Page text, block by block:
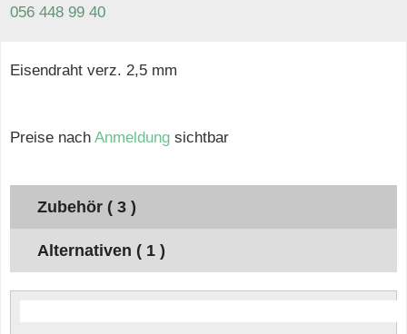
056 448 99 40
Eisendraht verz. 2,5 mm
Preise nach Anmeldung sichtbar
Zubehör ( 3 )
Alternativen ( 1 )